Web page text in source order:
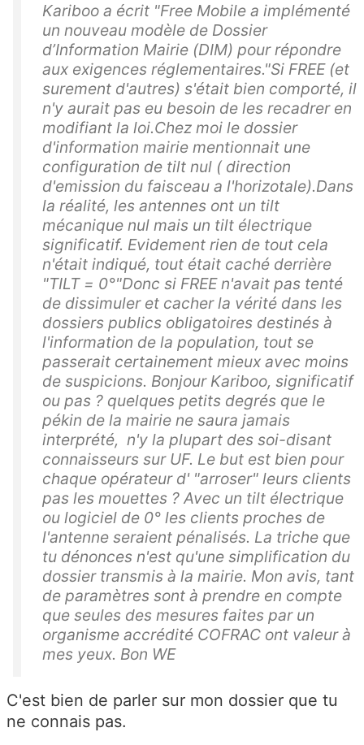
Kariboo a écrit "Free Mobile a implémenté
un nouveau modèle de Dossier
d’Information Mairie (DIM) pour répondre
aux exigences réglementaires."Si FREE (et
surement d'autres) s'était bien comporté, il
n'y aurait pas eu besoin de les recadrer en
modifiant la loi.Chez moi le dossier
d'information mairie mentionnait une
configuration de tilt nul ( direction
d'emission du faisceau a l'horizotale).Dans
la réalité, les antennes ont un tilt
mécanique nul mais un tilt électrique
significatif. Evidement rien de tout cela
n'était indiqué, tout était caché derrière
"TILT = 0°"Donc si FREE n'avait pas tenté
de dissimuler et cacher la vérité dans les
dossiers publics obligatoires destinés à
l'information de la population, tout se
passerait certainement mieux avec moins
de suspicions. Bonjour Kariboo, significatif
ou pas ? quelques petits degrés que le
pékin de la mairie ne saura jamais
interprété, n'y la plupart des soi-disant
connaisseurs sur UF. Le but est bien pour
chaque opérateur d' "arroser" leurs clients
pas les mouettes ? Avec un tilt électrique
ou logiciel de 0° les clients proches de
l'antenne seraient pénalisés. La triche que
tu dénonces n'est qu'une simplification du
dossier transmis à la mairie. Mon avis, tant
de paramètres sont à prendre en compte
que seules des mesures faites par un
organisme accrédité COFRAC ont valeur à
mes yeux. Bon WE
C'est bien de parler sur mon dossier que tu
ne connais pas.